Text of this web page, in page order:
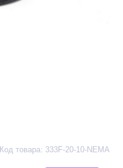
Код товара: 333F-20-10-NEMA